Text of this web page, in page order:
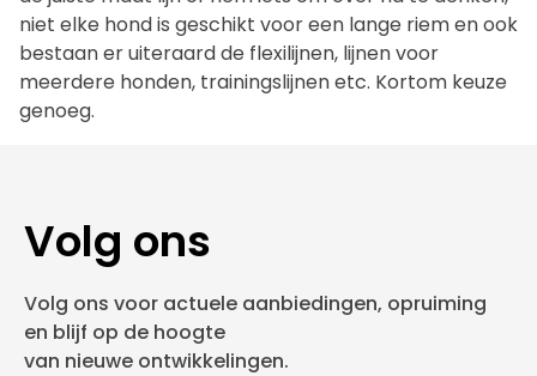
niet elke hond is geschikt voor een lange riem en ook
bestaan er uiteraard de flexilijnen, lijnen voor
meerdere honden, trainingslijnen etc. Kortom keuze
genoeg.
Volg ons
Volg ons voor actuele aanbiedingen, opruiming
en blijf op de hoogte
van nieuwe ontwikkelingen.